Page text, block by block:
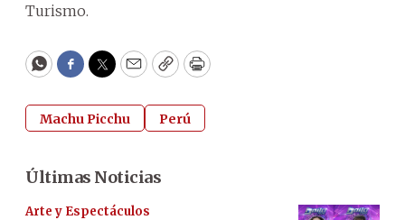
Turismo.
WhatsApp
Facebook
Twitter
EmailCopyPrint
Machu Picchu Perú
Últimas Noticias
Arte y Espectáculos